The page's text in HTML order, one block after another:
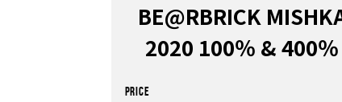
BE@RBRICK
2020 100％ & 400％
PRICE